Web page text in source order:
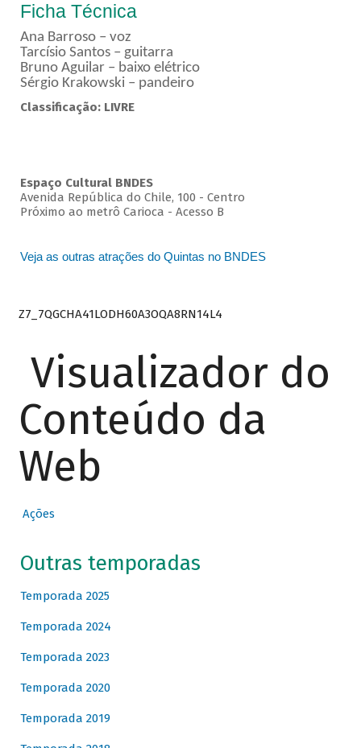
Ficha Técnica
Ana Barroso – voz
Tarcísio Santos – guitarra
Bruno Aguilar – baixo elétrico
Sérgio Krakowski – pandeiro
Classificação: LIVRE
Espaço Cultural BNDES
Avenida República do Chile, 100 - Centro
Próximo ao metrô Carioca - Acesso B
Veja as outras atrações do Quintas no BNDES
Z7_7QGCHA41LODH60A3OQA8RN14L4
Visualizador do
Conteúdo da
Web
Ações
Outras temporadas
Temporada 2025
Temporada 2024
Temporada 2023
Temporada 2020
Temporada 2019